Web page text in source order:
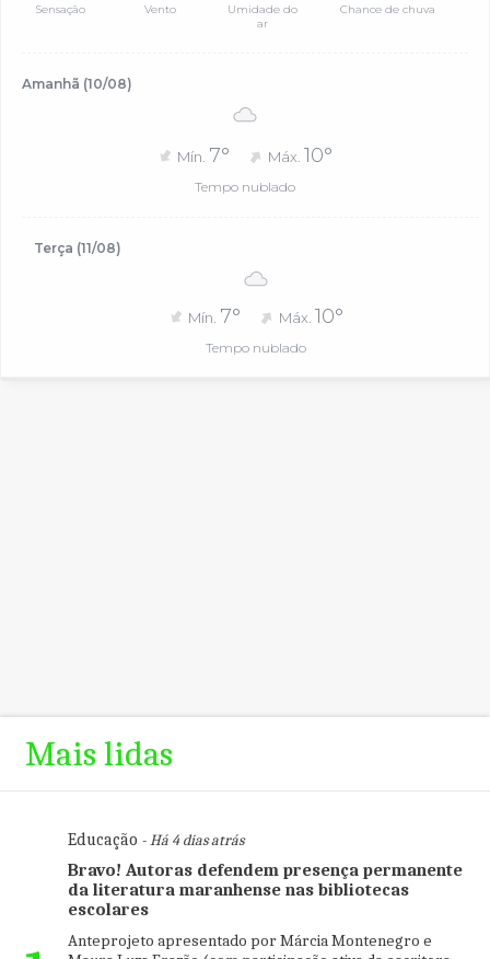
Sensação Vento
Umidade do
ar
Chance de chuva
Amanhã (10/08)
Mín. 7° Máx. 10°
Tempo nublado
Terça (11/08)
Mín. 7° Máx. 10°
Tempo nublado
Mais lidas
Educação - Há 4 dias atrás
Bravo! Autoras defendem presença permanente
da literatura maranhense nas bibliotecas
escolares
Anteprojeto apresentado por Márcia Montenegro e